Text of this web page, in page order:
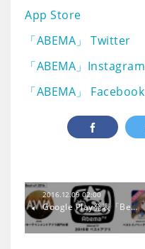
App Store
「ABEMA」 Twitter
「ABEMA」Instagram
「ABEMA」 Facebook
2016.12.09 02:00
Google Play発表「Be…